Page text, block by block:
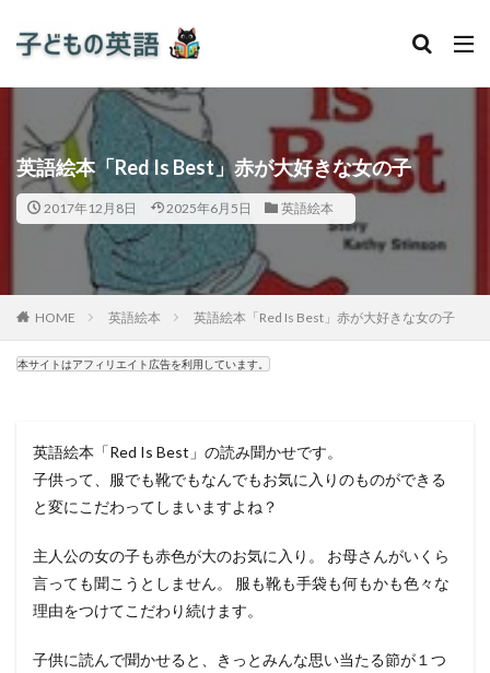
英語絵本「Red Is Best」赤が大好きな女の子
2017年12月8日 2025年6月5日 英語絵本
HOME 英語絵本 英語絵本「Red Is Best」赤が大好きな女の子
本サイトはアフィリエイト広告を利用しています。
英語絵本「Red Is Best」の読み聞かせです。
子供って、服でも靴でもなんでもお気に入りのものができる
と変にこだわってしまいますよね？
主人公の女の子も赤色が大のお気に入り。 お母さんがいくら
言っても聞こうとしません。 服も靴も手袋も何もかも色々な
理由をつけてこだわり続けます。
子供に読んで聞かせると、きっとみんな思い当たる節が１つ